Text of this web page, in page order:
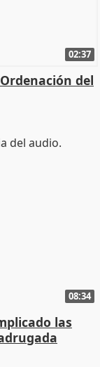
02:37
del
08:34
las